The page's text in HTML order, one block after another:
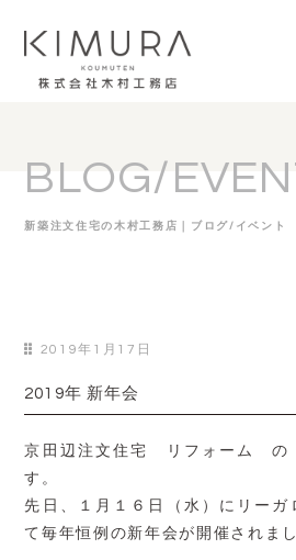
BLOG/
新築注文住宅の木村工務店｜ブログ/イベント
2019年1月17日
2019年 新年会
京田辺注文住宅 リフォーム
す。
先日、１月１６日（水）にリーガ
て毎年恒例の新年会が開催されまし